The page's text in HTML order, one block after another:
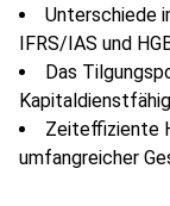
Unterschiede
IFRS/IAS und
Das
Zeiteffiziente
umfangreicher